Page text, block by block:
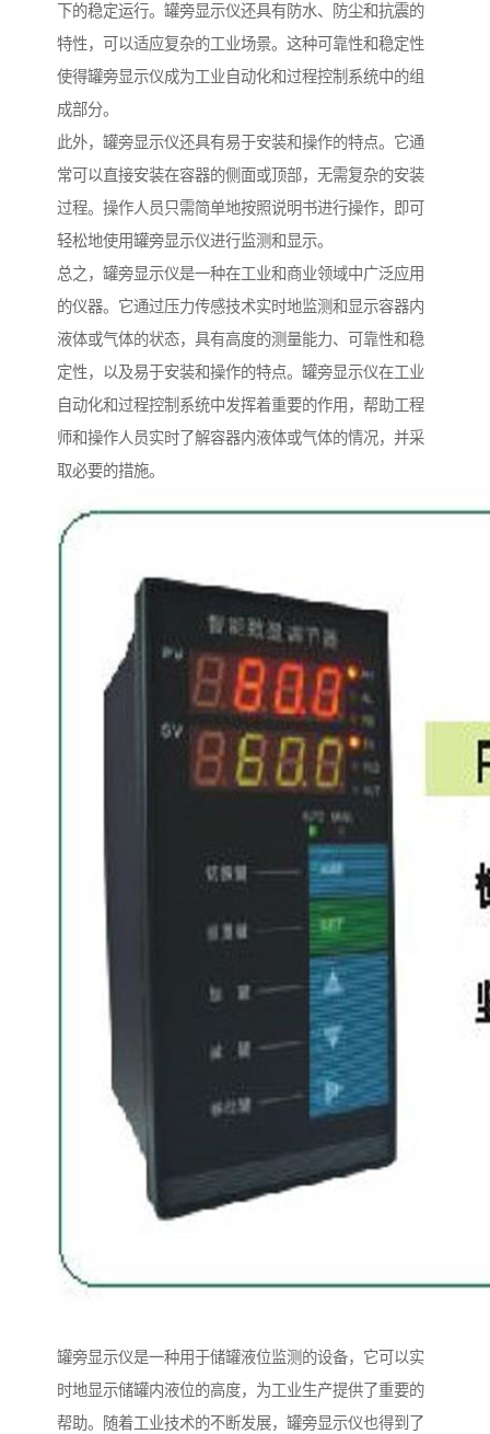
下的稳定运行。罐旁显示仪还具有防水、防尘和抗震的
特性，可以适应复杂的工业场景。这种可靠性和稳定性
使得罐旁显示仪成为工业自动化和过程控制系统中的组
成部分。
此外，罐旁显示仪还具有易于安装和操作的特点。它通
常可以直接安装在容器的侧面或顶部，无需复杂的安装
过程。操作人员只需简单地按照说明书进行操作，即可
轻松地使用罐旁显示仪进行监测和显示。
总之，罐旁显示仪是一种在工业和商业领域中广泛应用
的仪器。它通过压力传感技术实时地监测和显示容器内
液体或气体的状态，具有高度的测量能力、可靠性和稳
定性，以及易于安装和操作的特点。罐旁显示仪在工业
自动化和过程控制系统中发挥着重要的作用，帮助工程
师和操作人员实时了解容器内液体或气体的情况，并采
取必要的措施。
罐旁显示仪是一种用于储罐液位监测的设备，它可以实
时地显示储罐内液位的高度，为工业生产提供了重要的
帮助。随着工业技术的不断发展，罐旁显示仪也得到了